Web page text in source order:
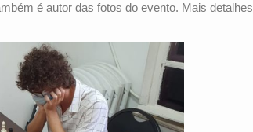
é autor das fotos do evento. Mais detalhes